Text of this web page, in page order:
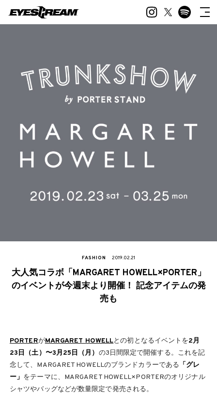
FASHION 2019.02.21
大人気コラボ「MARGARET HOWELL×PORTER」
のイベントが今週末より開催！ 記念アイテムの発
売も
PORTERがMARGARET HOWELLとの初となるイベントを2月
23日（土）〜3月25日（月） の3日間限定で開催する。これを記
念して、MARGARET HOWELLのブランドカラーである 「グレ
ー」 をテーマに、MARGARET HOWELL×PORTERのオリジナル
シャツやバッグなどが数量限定で発売される。